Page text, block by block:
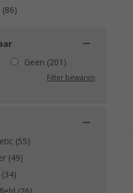
Geen (201)
Filter bewaren
(55)
(49)